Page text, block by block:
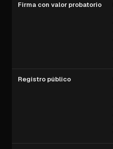
Firma con valor probatorio
Registro público